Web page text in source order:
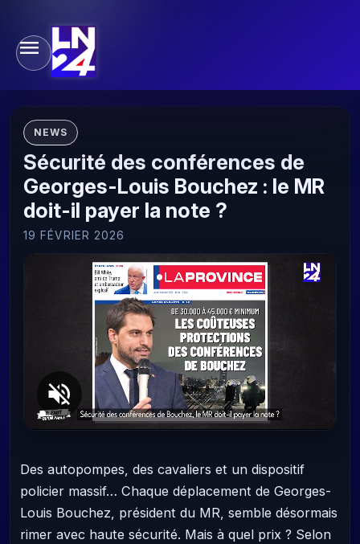
NEWS
Sécurité des conférences de
Georges-Louis Bouchez : le MR
doit-il payer la note ?
19 FÉVRIER 2026
Des autopompes, des cavaliers et un dispositif
policier massif… Chaque déplacement de Georges-
Louis Bouchez, président du MR, semble désormais
rimer avec haute sécurité. Mais à quel prix ? Selon